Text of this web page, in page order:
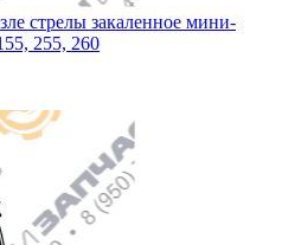
стрелы закаленное мини-
255, 260